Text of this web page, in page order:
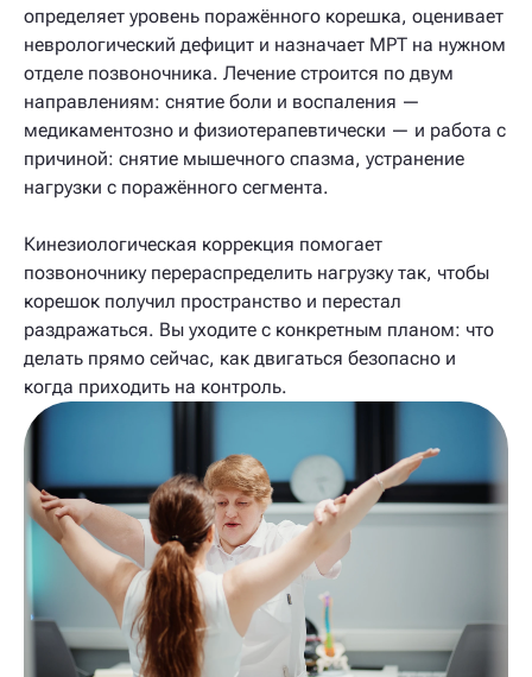
определяет уровень поражённого корешка, оценивает
неврологический дефицит и назначает МРТ на нужном
отделе позвоночника. Лечение строится по двум
направлениям: снятие боли и воспаления —
медикаментозно и физиотерапевтически — и работа с
причиной: снятие мышечного спазма, устранение
нагрузки с поражённого сегмента.
Кинезиологическая коррекция помогает
позвоночнику перераспределить нагрузку так, чтобы
корешок получил пространство и перестал
раздражаться. Вы уходите с конкретным планом: что
делать прямо сейчас, как двигаться безопасно и
когда приходить на контроль.